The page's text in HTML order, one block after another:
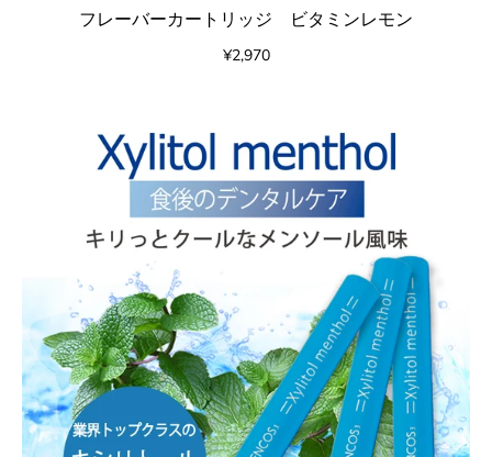
¥2,970
フレーバーカートリッジ ビタミンレモン